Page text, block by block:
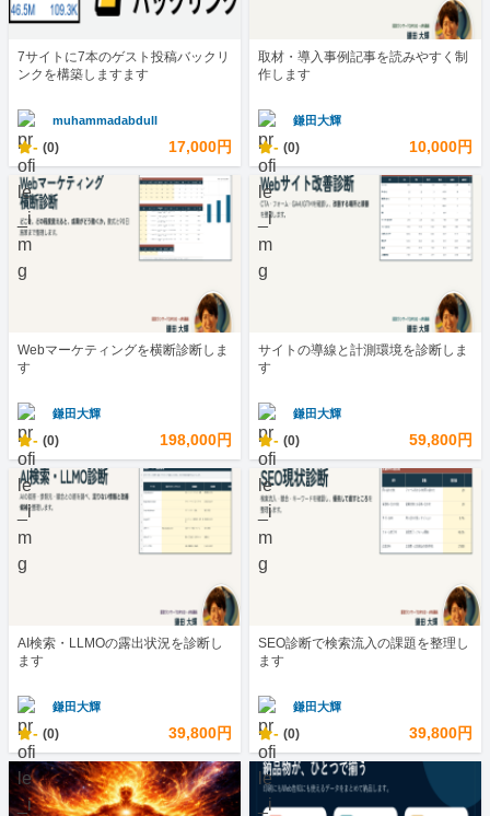
7サイトに7本のゲスト投稿バックリ
ンクを構築しますます
muhammadabdull
- (0) 17,000円
取材・導入事例記事を読みやすく制
作します
鎌田大輝
- (0) 10,000円
Webマーケティングを横断診断しま
す
鎌田大輝
- (0) 198,000円
サイトの導線と計測環境を診断しま
す
鎌田大輝
- (0) 59,800円
AI検索・LLMOの露出状況を診断し
ます
鎌田大輝
- (0) 39,800円
SEO診断で検索流入の課題を整理し
ます
鎌田大輝
- (0) 39,800円